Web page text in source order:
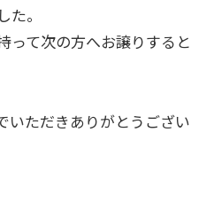
。
って次の方へお譲りすると
いただきありがとうござい